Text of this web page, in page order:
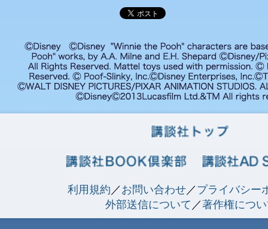
利用規約 ／ お問い合わせ／ プライバシー
外部送信について ／著作権につ